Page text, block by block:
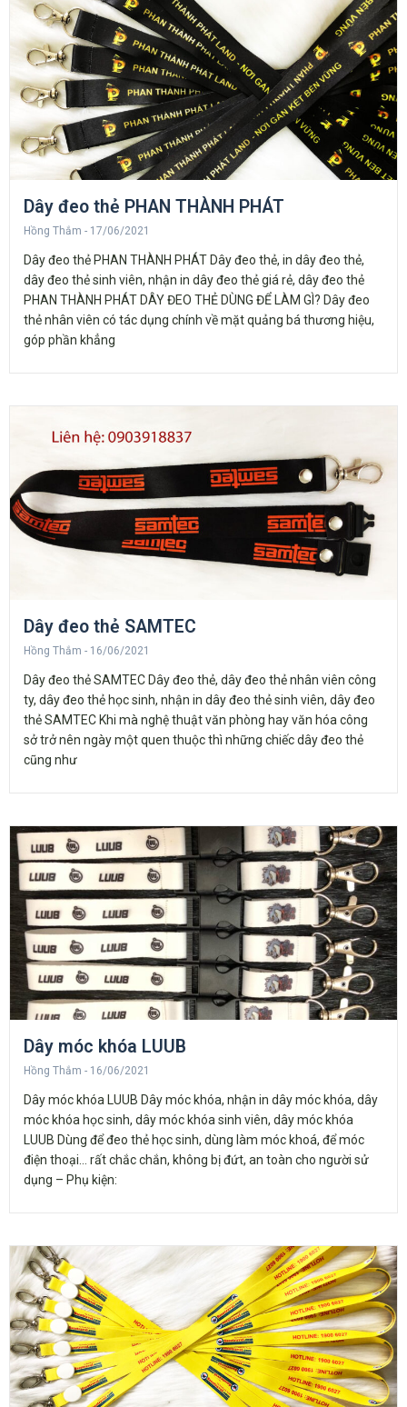
Dây đeo thẻ PHAN THÀNH PHÁT
Hồng Thắm 17/06/2021
Dây đeo thẻ PHAN THÀNH PHÁT Dây đeo thẻ, in dây đeo thẻ,
dây đeo thẻ sinh viên, nhận in dây đeo thẻ giá rẻ, dây đeo thẻ
PHAN THÀNH PHÁT DÂY ĐEO THẺ DÙNG ĐỂ LÀM GÌ? Dây đeo
thẻ nhân viên có tác dụng chính về mặt quảng bá thương hiệu,
góp phần khẳng
Dây đeo thẻ SAMTEC
Hồng Thắm 16/06/2021
Dây đeo thẻ SAMTEC Dây đeo thẻ, dây đeo thẻ nhân viên công
ty, dây đeo thẻ học sinh, nhận in dây đeo thẻ sinh viên, dây đeo
thẻ SAMTEC Khi mà nghệ thuật văn phòng hay văn hóa công
sở trở nên ngày một quen thuộc thì những chiếc dây đeo thẻ
cũng như
Dây móc khóa LUUB
Hồng Thắm 16/06/2021
Dây móc khóa LUUB Dây móc khóa, nhận in dây móc khóa, dây
móc khóa học sinh, dây móc khóa sinh viên, dây móc khóa
LUUB Dùng để đeo thẻ học sinh, dùng làm móc khoá, để móc
điện thoại… rất chắc chắn, không bị đứt, an toàn cho người sử
dụng – Phụ kiện: